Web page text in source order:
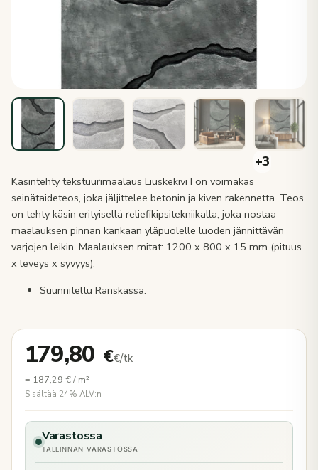
Käsintehty tekstuurimaalaus Liuskekivi I on voimakas
seinätaideteos, joka jäljittelee betonin ja kiven rakennetta. Teos
on tehty käsin erityisellä reliefikipsitekniikalla, joka nostaa
maalauksen pinnan kankaan yläpuolelle luoden jännittävän
varjojen leikin. Maalauksen mitat: 1200 x 800 x 15 mm (pituus
x leveys x syvyys).
Suunniteltu Ranskassa.
179,80 €€/tk
= 187,29 €/ m²
Sisältää 24% ALV:n
Varastossa
TALLINNAN VARASTOSSA